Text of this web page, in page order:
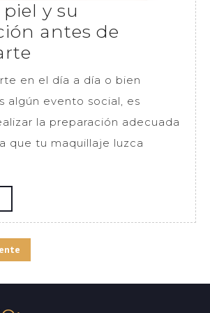
y su
antes de
de
piel
y
su
maquillarte
en el día a día o bien
algún evento social, es
la preparación adecuada
que tu maquillaje luzca